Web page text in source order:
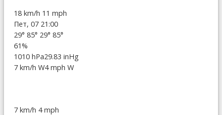
18 km/h 11 mph
Пет, 07 21:00
29° 85° 29° 85°
61%
1010 hPa29.83 inHg
7 km/h W4 mph W
7 km/h 4 mph